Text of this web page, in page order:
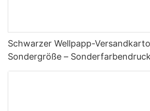
Schwarzer Wellpapp-
Sondergröße –
E-Commerce-Versand –